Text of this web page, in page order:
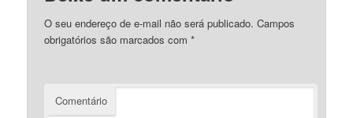
O seu endereço de e-mail não será publicado. Campos
obrigatórios são marcados com*
Comentário